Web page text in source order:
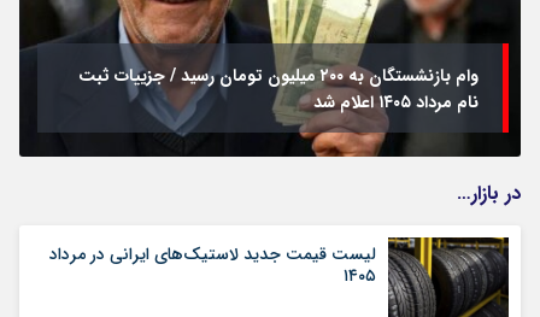
وام بازنشستگان به ۲۰۰ میلیون تومان رسید / جزییات ثبت
نام مرداد ۱۴۰۵ اعلام شد
در بازار…
لیست قیمت جدید لاستیک‌های ایرانی در مرداد
۱۴۰۵